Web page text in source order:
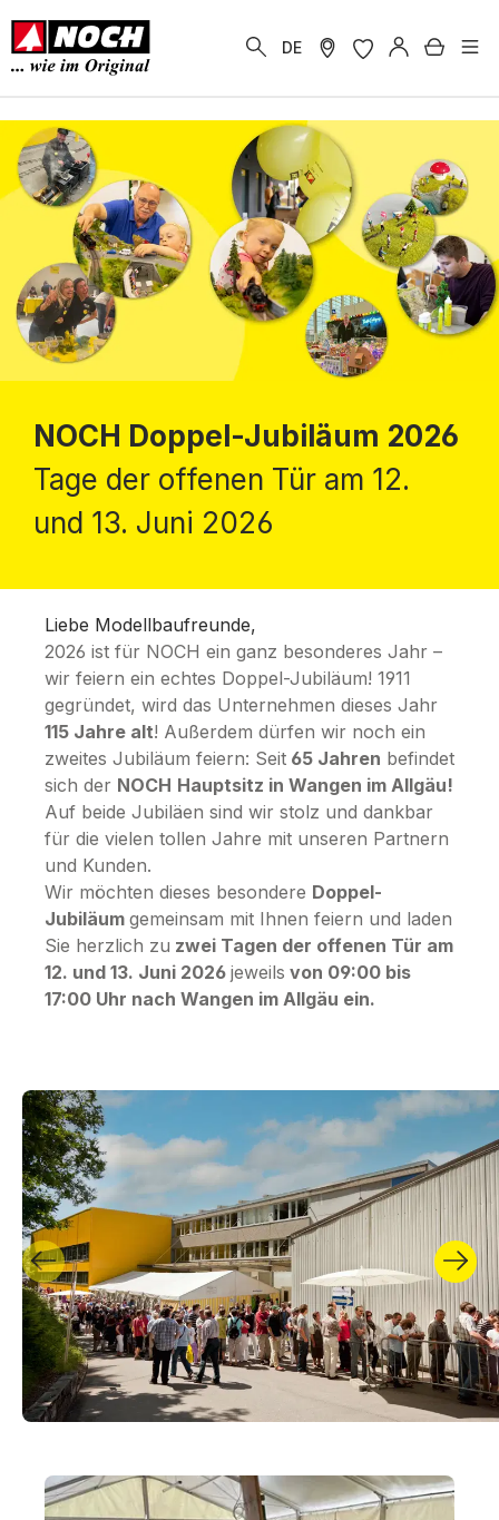
springen
DE
NOCH Doppel-Jubiläum 2026
Tage der offenen Tür am 12.
und 13. Juni 2026
Liebe Modellbaufreunde,
2026 ist für NOCH ein ganz besonderes Jahr –
wir feiern ein echtes Doppel-Jubiläum! 1911
gegründet, wird das Unternehmen dieses Jahr
115 Jahre alt! Außerdem dürfen wir noch ein
zweites Jubiläum feiern: Seit 65 Jahren befindet
sich der NOCH Hauptsitz in Wangen im Allgäu!
Auf beide Jubiläen sind wir stolz und dankbar
für die vielen tollen Jahre mit unseren Partnern
und Kunden.
Wir möchten dieses besondere Doppel-
Jubiläum gemeinsam mit Ihnen feiern und laden
Sie herzlich zu zwei Tagen der offenen Tür am
12. und 13. Juni 2026 jeweils von 09:00 bis
17:00 Uhr nach Wangen im Allgäu ein.